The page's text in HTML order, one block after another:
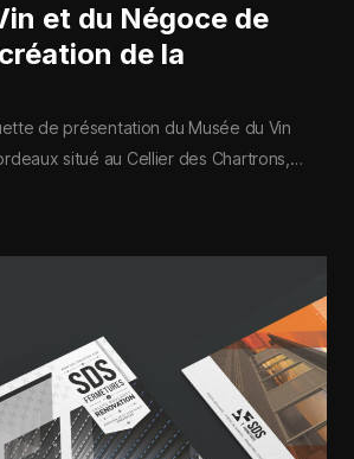
et du Négoce de
de la
de présentation du Musée du Vin
situé au Cellier des Chartrons,…